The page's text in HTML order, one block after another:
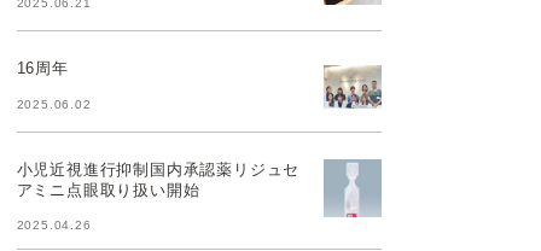
16周年
2025.06.02
小児近視進行抑制国内承認薬リジュセ
アミニ点眼取り扱い開始
2025.04.26